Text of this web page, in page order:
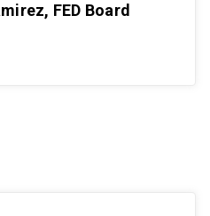
FED Board